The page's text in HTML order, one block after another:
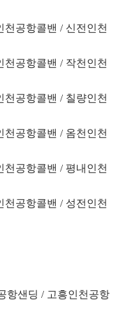
공항콜밴 / 신전인천
공항콜밴 / 작천인천
공항콜밴 / 칠량인천
공항콜밴 / 옴천인천
공항콜밴 / 평내인천
공항콜밴 / 성전인천
항샌딩 / 고흥인천공항